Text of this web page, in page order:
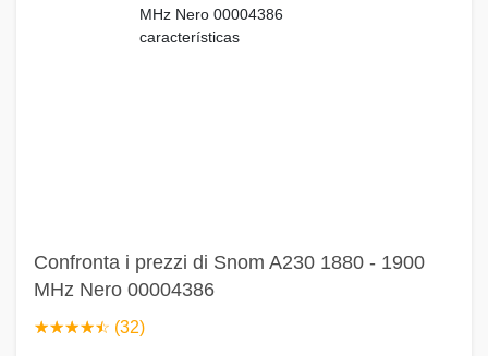
Confronta i prezzi di Snom A230 1880 - 1900
MHz Nero 00004386
☆☆☆☆☆
★★★★★ (32)